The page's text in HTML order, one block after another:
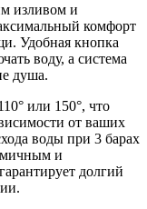
изливом и
комфорт
Удобная кнопка
воду, а система
душа.
или 150°, что
от ваших
воды при 3 барах
и
долгий